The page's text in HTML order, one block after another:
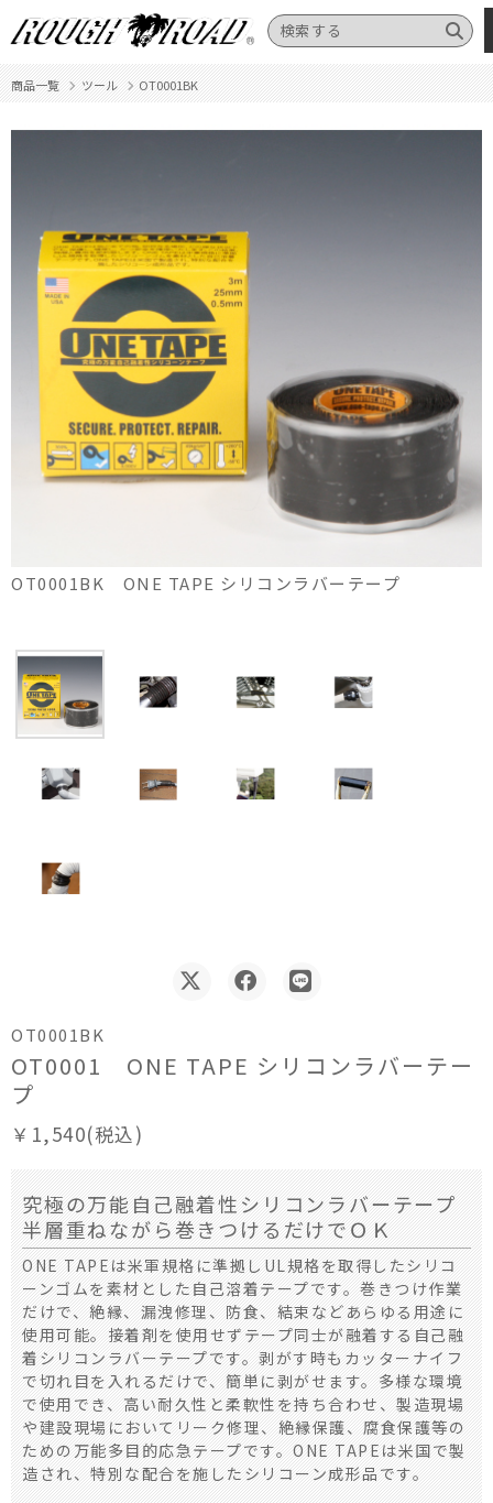
商品一覧 ツール OT0001BK
OT0001BK ONE TAPE シリコンラバーテープ
OT0001BK
OT0001 ONE TAPE シリコンラバーテー
プ
￥1,540(税込)
究極の万能自己融着性シリコンラバーテープ
半層重ねながら巻きつけるだけでＯＫ
ONE TAPEは米軍規格に準拠しUL規格を取得したシリコ
ーンゴムを素材とした自己溶着テープです。巻きつけ作業
だけで、絶縁、漏洩修理、防食、結束などあらゆる用途に
使用可能。接着剤を使用せずテープ同士が融着する自己融
着シリコンラバーテープです。剥がす時もカッターナイフ
で切れ目を入れるだけで、簡単に剥がせます。多­様な環境
で使用でき、高い耐久性と柔軟性を持ち合わせ、製造現場
や建設現場においてリーク修理、絶縁保護、腐食保護等の
ための万能多目的応急テープです。ONE TAPEは米国で製
造され、特別な配合を施したシリコーン成形品です。